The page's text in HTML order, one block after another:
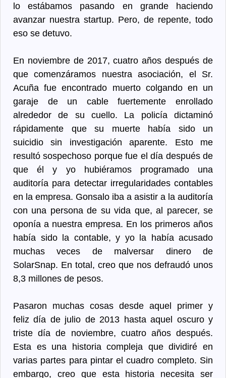
lo estábamos pasando en grande haciendo
avanzar nuestra startup. Pero, de repente, todo
eso se detuvo.
En noviembre de 2017, cuatro años después de
que comenzáramos nuestra asociación, el Sr.
Acuña fue encontrado muerto colgando en un
garaje de un cable fuertemente enrollado
alrededor de su cuello. La policía dictaminó
rápidamente que su muerte había sido un
suicidio sin investigación aparente. Esto me
resultó sospechoso porque fue el día después de
que él y yo hubiéramos programado una
auditoría para detectar irregularidades contables
en la empresa. Gonsalo iba a asistir a la auditoría
con una persona de su vida que, al parecer, se
oponía a nuestra empresa. En los primeros años
había sido la contable, y yo la había acusado
muchas veces de malversar dinero de
SolarSnap. En total, creo que nos defraudó unos
8,3 millones de pesos.
Pasaron muchas cosas desde aquel primer y
feliz día de julio de 2013 hasta aquel oscuro y
triste día de noviembre, cuatro años después.
Esta es una historia compleja que dividiré en
varias partes para pintar el cuadro completo. Sin
embargo, creo que esta historia necesita ser